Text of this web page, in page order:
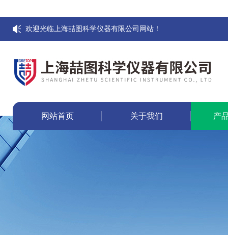
欢迎光临上海喆图科学仪器有限公司网站！
网站首页 关于我们 产